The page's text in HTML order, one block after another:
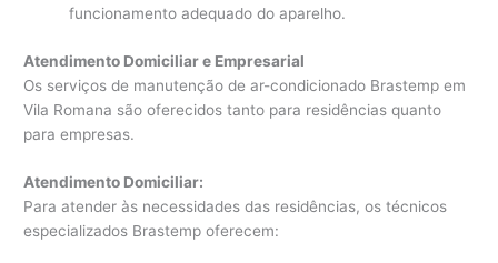
funcionamento adequado do aparelho.
Atendimento Domiciliar e Empresarial
Os serviços de manutenção de ar-condicionado Brastemp em
Vila Romana são oferecidos tanto para residências quanto
para empresas.
Atendimento Domiciliar:
Para atender às necessidades das residências, os técnicos
especializados Brastemp oferecem: